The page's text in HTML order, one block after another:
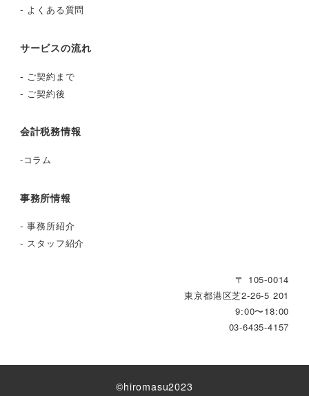
- よくある質問
サービスの流れ
- ご契約まで
- ご契約後
会計税務情報
-コラム
事務所情報
-事務所紹介
- スタッフ紹介
〒 105-0014
東京都港区芝2‐26‐5 201
9:00〜18:00
03-6435-4157
©︎hiromasu2023